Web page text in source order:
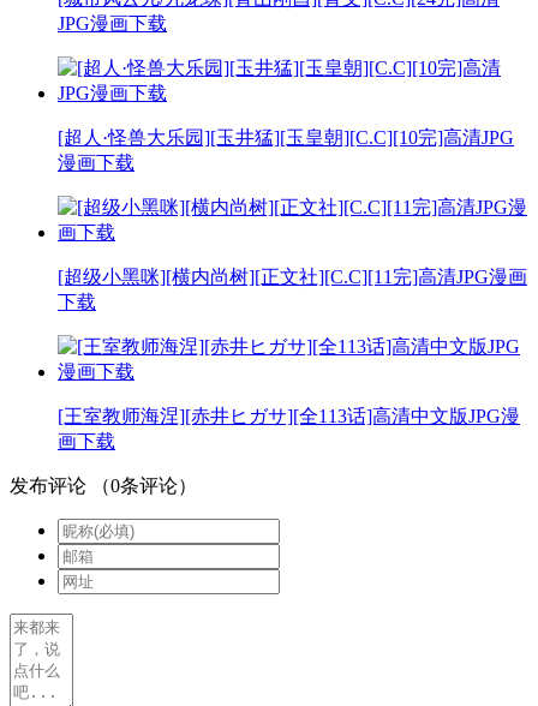
JPG漫画下载
[超人·怪兽大乐园][玉井猛][玉皇朝][C.C][10完]高清JPG
漫画下载
[超级小黑咪][横内尚树][正文社][C.C][11完]高清JPG漫画
下载
[王室教师海涅][赤井ヒガサ][全113话]高清中文版JPG漫
画下载
发布评论 （0条评论）